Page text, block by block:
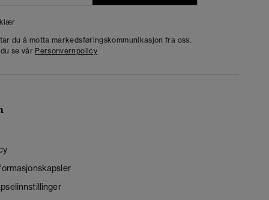
du å motta markedsføringskommunikasjon fra oss.
se vår Personvernpolicy